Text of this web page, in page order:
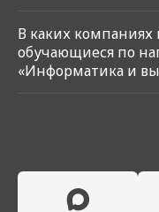
В каких компаниях
обучающиеся по
«Информатика и